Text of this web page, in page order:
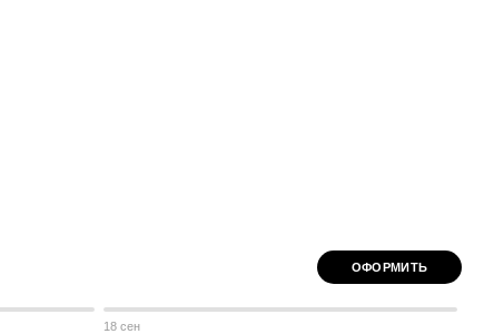
ОФОРМИТЬ
18 сен